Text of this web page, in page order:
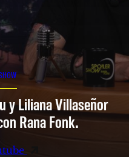
y Liliana Villaseñor
Rana Fonk.